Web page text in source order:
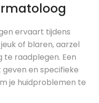
ervaart tijdens
of blaren, aarzel
raadplegen. Een
en specifieke
je huidproblemen te